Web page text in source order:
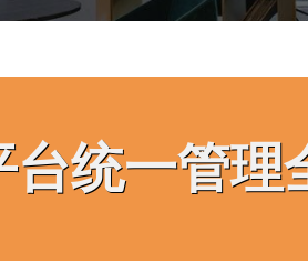
台统一管理